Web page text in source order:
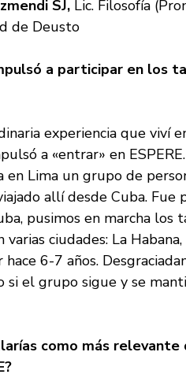
SJ, Lic. Filosofía
de Deusto
a participar en los
experiencia que viví
a «entrar» en
en Lima un grupo de
allí desde Cuba. Fue
pusimos en marcha los
varias ciudades: La
6-7 años.
si el grupo sigue y se
como más